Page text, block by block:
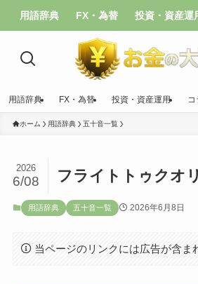
用語辞典 FX・為替 投資・資産運
用語辞典 FX・為替 投資・資産運用 コ
ホーム 用語辞典 五十音一覧
フライトトゥクオ
2026
6/08
用語辞典 五十音一覧 2026年6月8日
当ページのリンクには広告が含ま